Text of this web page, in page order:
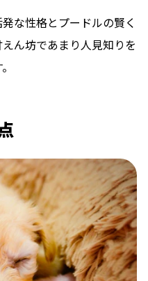
な性格とプードルの賢く
ん坊であまり人見知りを